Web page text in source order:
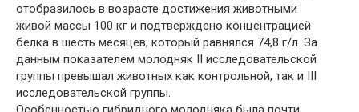
отобразилось в возрасте достижения животными
живой массы 100 кг и подтверждено концентрацией
белка в шесть месяцев, который равнялся 74,8 г/л. За
данным показателем молодняк ІІ исследовательской
группы превышал животных как контрольной, так и ІІІ
исследовательской группы.